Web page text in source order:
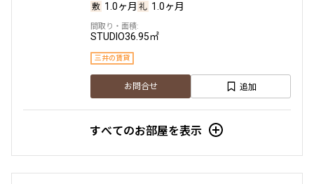
1.0ヶ月 1.0ヶ月
STUDIO36.95㎡
三井の賃貸
お問合せ 追加
すべてのお部屋を表示